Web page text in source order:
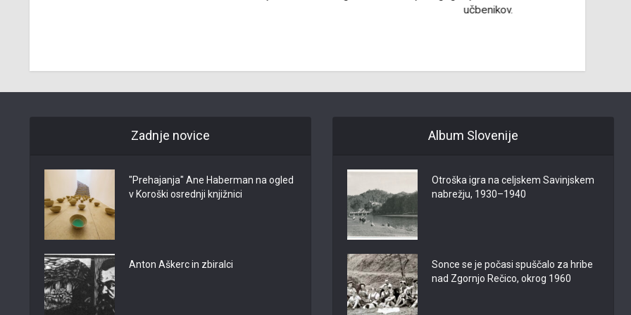
učbenikov.
Zadnje novice
"Prehajanja" Ane Haberman na ogled
v Koroški osrednji knjižnici
Anton Aškerc in zbiralci
Album Slovenije
Otroška igra na celjskem Savinjskem
nabrežju, 1930–1940
Sonce se je počasi spuščalo za hribe
nad Zgornjo Rečico, okrog 1960